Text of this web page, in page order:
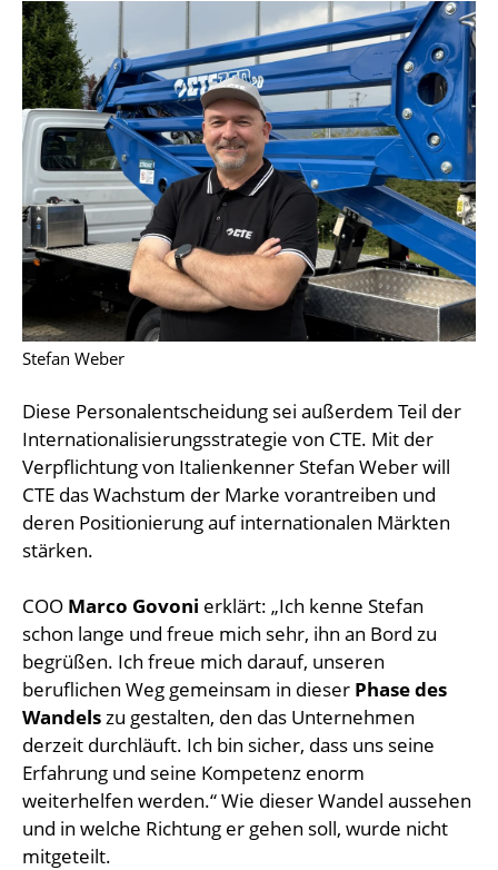
Stefan Weber
Diese Personalentscheidung sei außerdem Teil der
Internationalisierungsstrategie von CTE. Mit der
Verpflichtung von Italienkenner Stefan Weber will
CTE das Wachstum der Marke vorantreiben und
deren Positionierung auf internationalen Märkten
stärken.
COO Marco Govoni erklärt: „Ich kenne Stefan
schon lange und freue mich sehr, ihn an Bord zu
begrüßen. Ich freue mich darauf, unseren
beruflichen Weg gemeinsam in dieser Phase des
Wandelszu gestalten, den das Unternehmen
derzeit durchläuft. Ich bin sicher, dass uns seine
Erfahrung und seine Kompetenz enorm
weiterhelfen werden.“ Wie dieser Wandel aussehen
und in welche Richtung er gehen soll, wurde nicht
mitgeteilt.